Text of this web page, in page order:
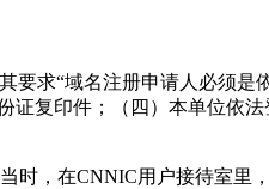
要求“域名注册申请人必须是
复印件；（四）本单位依
时，在CNNIC用户接待室里